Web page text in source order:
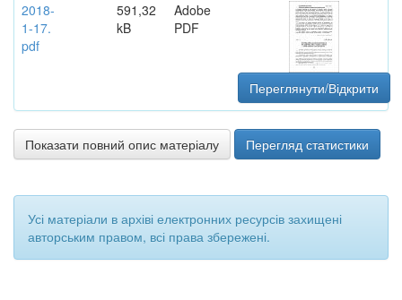
2018-
1-17.
pdf
591,32
kB
Adobe
PDF
Переглянути/Відкрити
Показати повний опис матеріалу Перегляд статистики
Усі матеріали в архіві електронних ресурсів захищені
авторським правом, всі права збережені.